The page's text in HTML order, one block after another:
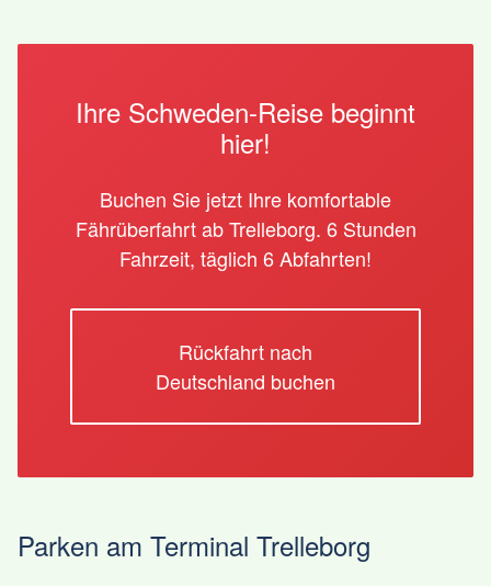
Ihre Schweden-Reise beginnt
hier!
Buchen Sie jetzt Ihre komfortable
Fährüberfahrt ab Trelleborg. 6 Stunden
Fahrzeit, täglich 6 Abfahrten!
Rückfahrt nach
Deutschland buchen
Parken am Terminal Trelleborg